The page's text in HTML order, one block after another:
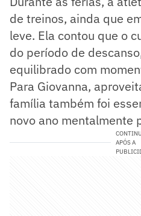
de treinos, ainda que
leve. Ela contou que o
do período de
equilibrado com
Para Giovanna,
família também foi
novo ano mentalmente
APÓS A